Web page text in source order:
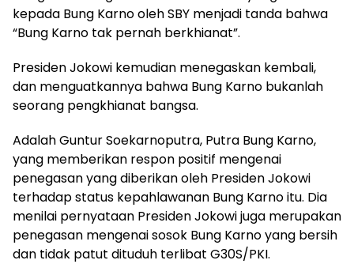
kepada Bung Karno oleh SBY menjadi tanda bahwa
“Bung Karno tak pernah berkhianat”.
Presiden Jokowi kemudian menegaskan kembali,
dan menguatkannya bahwa Bung Karno bukanlah
seorang pengkhianat bangsa.
Adalah Guntur Soekarnoputra, Putra Bung Karno,
yang memberikan respon positif mengenai
penegasan yang diberikan oleh Presiden Jokowi
terhadap status kepahlawanan Bung Karno itu. Dia
menilai pernyataan Presiden Jokowi juga merupakan
penegasan mengenai sosok Bung Karno yang bersih
dan tidak patut dituduh terlibat G30S/PKI.